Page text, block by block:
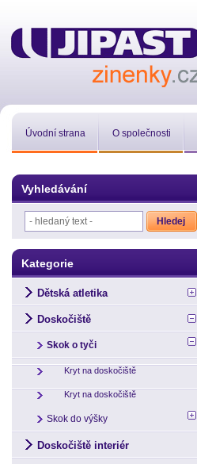
Úvodní strana O společnosti
Vyhledávání
Kategorie
Dětská atletika
Doskočiště
Skok o tyči
Kryt na doskočiště
Kryt na doskočiště
Skok do výšky
Doskočiště interiér